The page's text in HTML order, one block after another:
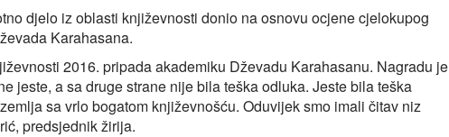
djelo iz oblasti književnosti donio na osnovu ocjene cjelokupog
Karahasana.
2016. pripada akademiku Dževadu Karahasanu. Nagradu je
jeste, a sa druge strane nije bila teška odluka. Jeste bila teška
sa vrlo bogatom književnošću. Oduvijek smo imali čitav niz
predsjednik žirija.